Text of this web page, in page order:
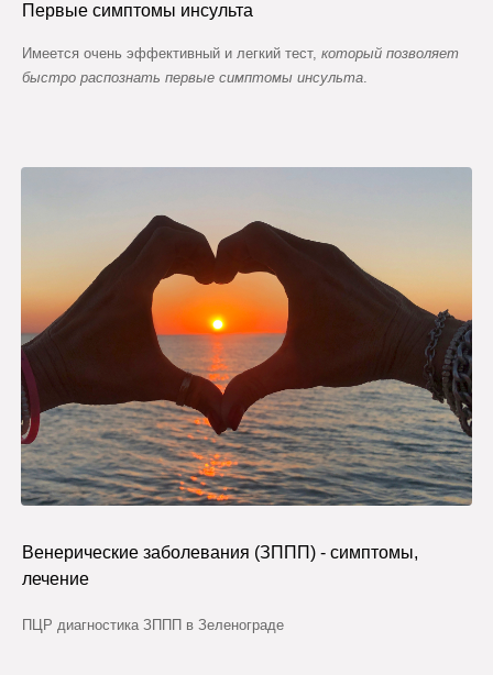
Первые симптомы инсульта
Имеется очень эффективный и легкий тест, который позволяет
быстро распознать первые симптомы инсульта.
Венерические заболевания (ЗППП) - симптомы,
лечение
ПЦР диагностика ЗППП в Зеленограде